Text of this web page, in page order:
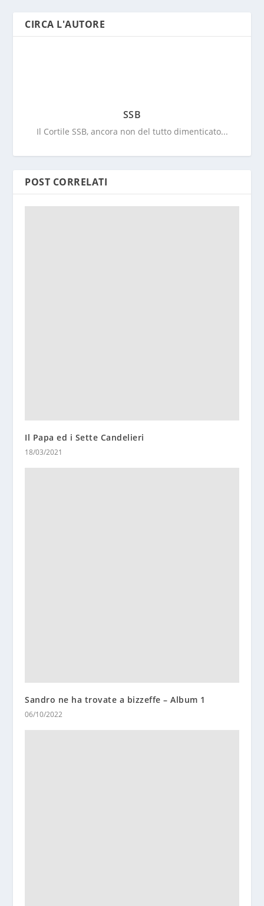
CIRCA L'AUTORE
SSB
Il Cortile SSB, ancora non del tutto dimenticato...
POST CORRELATI
Il Papa ed i Sette Candelieri
18/03/2021
Sandro ne ha trovate a bizzeffe – Album 1
06/10/2022